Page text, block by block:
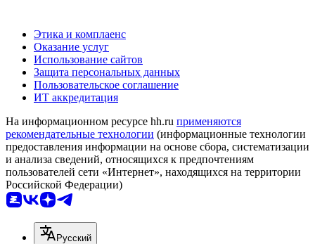
Этика и комплаенс
Оказание услуг
Использование сайтов
Защита персональных данных
Пользовательское соглашение
ИТ аккредитация
На информационном ресурсе hh.ru применяются
рекомендательные технологии (информационные технологии
предоставления информации на основе сбора, систематизации
и анализа сведений, относящихся к предпочтениям
пользователей сети «Интернет», находящихся на территории
Российской Федерации)
Русский